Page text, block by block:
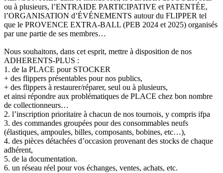
ou à plusieurs, l’ENTRAIDE PARTICIPATIVE et PATENTÉE,
l’ORGANISATION d’ÉVÉNEMENTS autour du FLIPPER tel
que le PROVENCE EXTRA-BALL (PEB 2024 et 2025) organisés
par une partie de ses membres…
Nous souhaitons, dans cet esprit, mettre à disposition de nos
ADHERENTS-PLUS :
1. de la PLACE pour STOCKER
+ des flippers présentables pour nos publics,
+ des flippers à restaurer/réparer, seul ou à plusieurs,
et ainsi répondre aux problématiques de PLACE chez bon nombre
de collectionneurs…
2. l’inscription prioritaire à chacun de nos tournois, y compris ifpa
3. des commandes groupées pour des consommables neufs
(élastiques, ampoules, billes, composants, bobines, etc…),
4. des pièces détachées d’occasion provenant des stocks de chaque
adhérent,
5. de la documentation.
6. un réseau réel pour vos échanges, ventes, achats, etc.